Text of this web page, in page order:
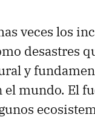
veces los
desastres
y
mundo. El